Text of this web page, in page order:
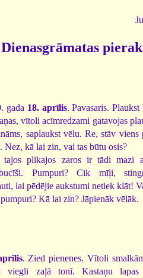
gada 18. aprīlis. Pavasaris.
vītoli acīmredzami gatavojas
saplaukst vēlu. Re, stāv viens
Nez, kā lai zin, vai tas būtu osis?
tajos plikajos zaros ir tādi mazi
Pumpuri? Cik mīļi,
lai pēdējie aukstumi netiek klāt!
Kā lai zin? Jāpienāk vēlāk.
. Zied pienenes. Vītoli
viegli zaļā tonī. Kastaņu lapas